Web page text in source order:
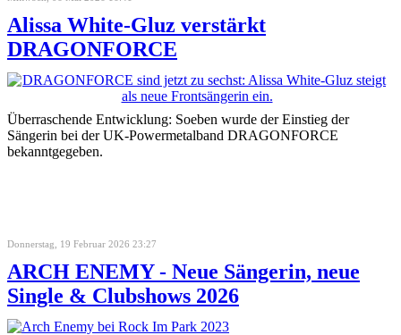
Alissa White-Gluz verstärkt
DRAGONFORCE
Überraschende Entwicklung: Soeben wurde der Einstieg der
Sängerin bei der UK-Powermetalband DRAGONFORCE
bekanntgegeben.
Donnerstag, 19 Februar 2026 23:27
ARCH ENEMY - Neue Sängerin, neue
Single & Clubshows 2026